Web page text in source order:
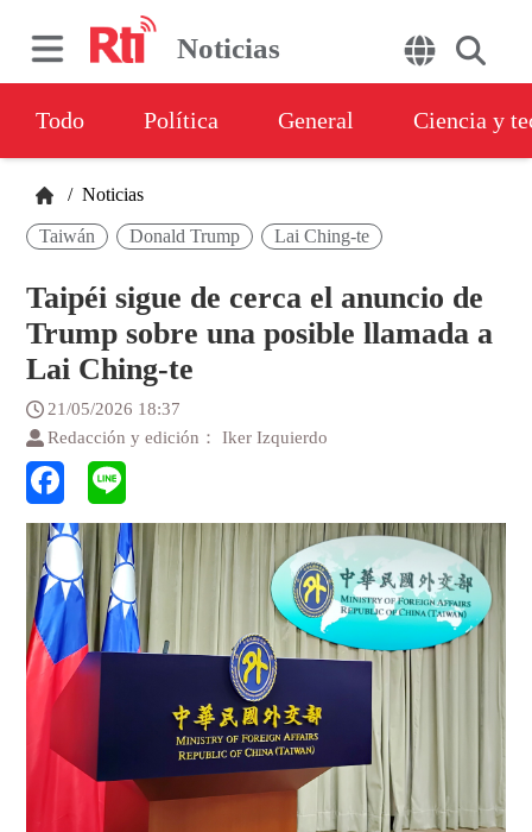
Noticias
Todo Política General Ciencia y
/ Noticias
Taiwán Donald Trump Lai Ching-te
Taipéi sigue de cerca el anuncio de
Trump sobre una posible llamada a
Lai Ching-te
21/05/2026 18:37
Redacción y edición： Iker Izquierdo